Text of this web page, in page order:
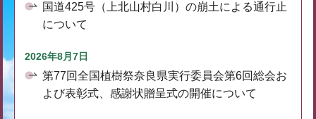
国道425号（上北山村白川）の崩土による通行止
について
2026年8月7日
第77回全国植樹祭奈良県実行委員会第6回総会お
よび表彰式、感謝状贈呈式の開催について